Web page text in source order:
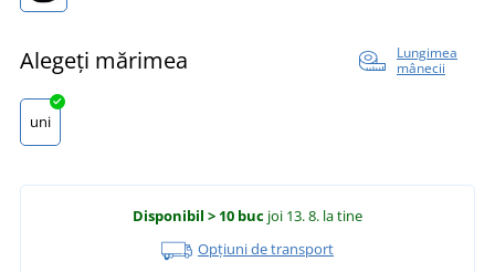
Alegeți mărimea
Lungimea
mânecii
uni
Disponibil > 10 buc joi 13. 8. la tine
Opțiuni de transport